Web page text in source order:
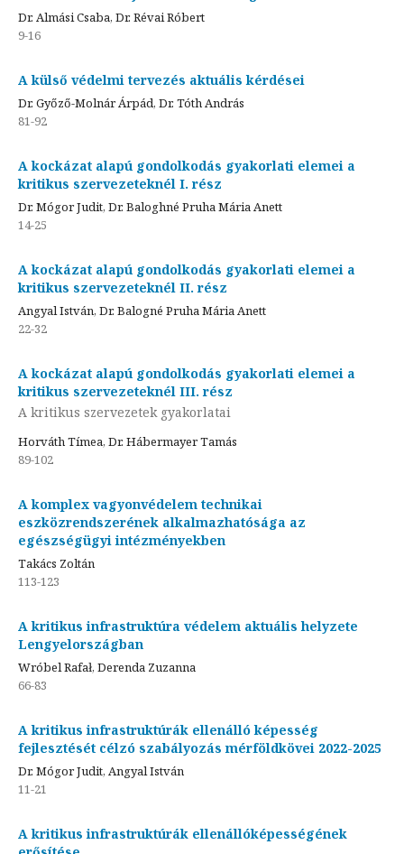
Dr. Almási Csaba, Dr. Révai Róbert
9-16
A külső védelmi tervezés aktuális kérdései
Dr. Győző-Molnár Árpád, Dr. Tóth András
81-92
A kockázat alapú gondolkodás gyakorlati elemei a
kritikus szervezeteknél I. rész
Dr. Mógor Judit, Dr. Baloghné Pruha Mária Anett
14-25
A kockázat alapú gondolkodás gyakorlati elemei a
kritikus szervezeteknél II. rész
Angyal István, Dr. Balogné Pruha Mária Anett
22-32
A kockázat alapú gondolkodás gyakorlati elemei a
kritikus szervezeteknél III. rész
A kritikus szervezetek gyakorlatai
Horváth Tímea, Dr. Hábermayer Tamás
89-102
A komplex vagyonvédelem technikai
eszközrendszerének alkalmazhatósága az
egészségügyi intézményekben
Takács Zoltán
113-123
A kritikus infrastruktúra védelem aktuális helyzete
Lengyelországban
Wróbel Rafał, Derenda Zuzanna
66-83
A kritikus infrastruktúrák ellenálló képesség
fejlesztését célzó szabályozás mérföldkövei 2022-2025
Dr. Mógor Judit, Angyal István
11-21
A kritikus infrastruktúrák ellenállóképességének